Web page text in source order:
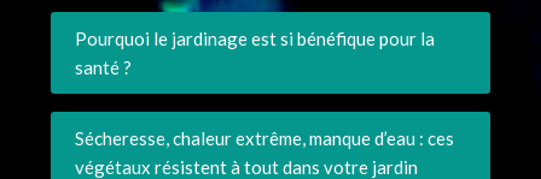
Pourquoi le jardinage est si bénéfique pour la
santé ?
Sécheresse, chaleur extrême, manque d’eau : ces
végétaux résistent à tout dans votre jardin